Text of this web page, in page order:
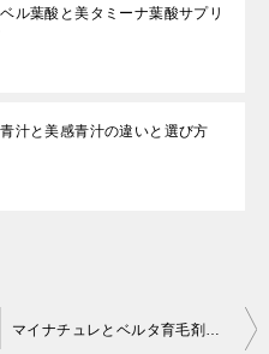
ル葉酸と美タミーナ葉酸サプリ
汁と美感青汁の違いと選び方
マイナチュレとベルタ育毛剤の比較と選び方